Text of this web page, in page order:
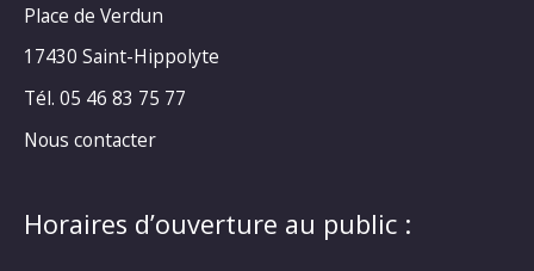
Place de Verdun
17430 Saint-Hippolyte
Tél. 05 46 83 75 77
Nous contacter
Horaires d’ouverture au public :